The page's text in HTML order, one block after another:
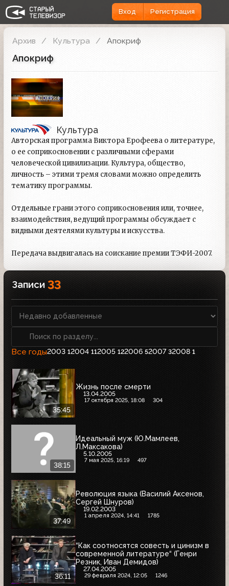
Вход Регистрация
Архив Культура Апокриф
Апокриф
Культура
Авторская программа Виктора Ерофеева о литературе,
о ее соприкосновении с различными сферами
человеческой цивилизации. Культура, общество,
личность – этими тремя словами можно определить
тематику программы.
Отдельные грани этого соприкосновения или, точнее,
взаимодействия, ведущий программы обсуждает с
видными деятелями культуры и искусства.
Передача выдвигалась на соискание премии ТЭФИ-2007.
Записи 33
Все годы2003 12004 112005 122006 52007 32008 1
35:45
Жизнь после смерти
13.04.2005
17 октября 2025, 18:08 304
38:15
Идеальный муж (Ю.Мамлеев,
Л.Максакова)
5.10.2005
7 мая 2025, 16:19 497
37:49
Революция языка (Василий Аксенов,
Сергей Шнуров)
19.02.2003
1 апреля 2024, 14:41 1785
36:11
“Как соотносятся совесть и цинизм в
современной литературе“ (Генри
Резник, Иван Демидов)
27.04.2005
29 февраля 2024, 12:05 1246